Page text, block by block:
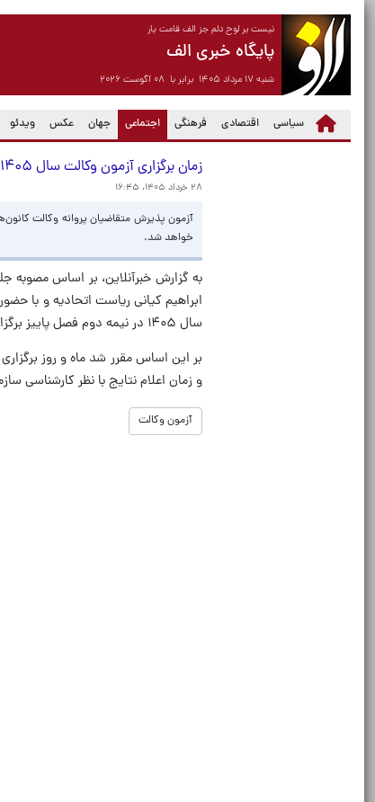
نیست بر لوح دلم جز الف قامت یار
پایگاه خبری الف
شنبه ۱۷ مرداد ۱۴۰۵ برابر با ۰۸ آگوست ۲۰۲۶
سیاسی اقتصادی فرهنگی اجتماعی
(current) جهان عکس ویدئو
زمان برگزاری آزمون وکالت سال ۱۴۰۵ مشخص شد
۲۸ خرداد ۱۴۰۵، ۱۶:۴۵
خواهد شد.
به گزارش خبرآنلاین، بر اساس مصوبه
ابراهیم کیانی ریاست اتحادیه و با
سال ۱۴۰۵ در نیمه دوم فصل پاییز برگزار خواهد شد.
بر این اساس مقرر شد ماه و روز
و زمان اعلام نتایج با نظر کارشناسی
آزمون وکالت